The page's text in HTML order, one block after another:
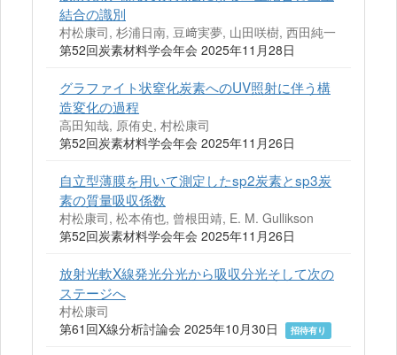
結合の識別
村松康司, 杉浦日南, 豆﨑実夢, 山田咲樹, 西田純一
第52回炭素材料学会年会 2025年11月28日
グラファイト状窒化炭素へのUV照射に伴う構
造変化の過程
高田知哉, 原侑史, 村松康司
第52回炭素材料学会年会 2025年11月26日
自立型薄膜を用いて測定したsp2炭素とsp3炭
素の質量吸収係数
村松康司, 松本侑也, 曾根田靖, E. M. Gullikson
第52回炭素材料学会年会 2025年11月26日
放射光軟X線発光分光から吸収分光そして次の
ステージへ
村松康司
第61回X線分析討論会 2025年10月30日
招待有り